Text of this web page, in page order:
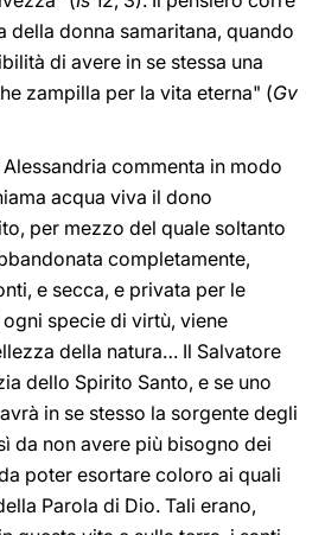
della donna samaritana, quando
di avere in se stessa una
zampilla per la vita eterna" (Gv
commenta in modo
acqua viva il dono
per mezzo del quale soltanto
completamente,
e secca, e privata per le
specie di virtù, viene
della natura… Il Salvatore
dello Spirito Santo, e se uno
in se stesso la sorgente degli
da non avere più bisogno dei
poter esortare coloro ai quali
Parola di Dio. Tali erano,